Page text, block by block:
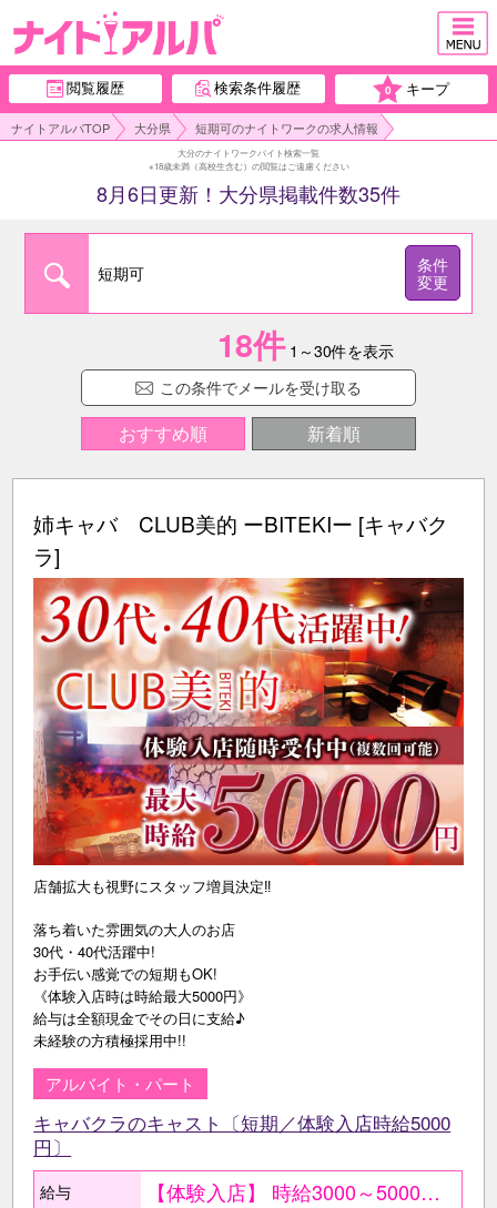
閲覧履歴 検索条件履歴 0 キープ
ナイトアルパTOP 大分県 短期可のナイトワークの求人情報
大分のナイトワークバイト検索一覧
※18歳未満（高校生含む）の閲覧はご遠慮ください
8月6日更新！大分県掲載件数35件
短期可
条件
変更
18件 1～30件を表示
この条件でメールを受け取る
おすすめ順 新着順
姉キャバ CLUB美的 ーBITEKIー [キャバク
ラ]
店舗拡大も視野にスタッフ増員決定‼
落ち着いた雰囲気の大人のお店
30代・40代活躍中!
お手伝い感覚での短期もOK!
《体験入店時は時給最大5000円》
給与は全額現金でその日に支給♪
未経験の方積極採用中!!
アルバイト・パート
キャバクラのキャスト〔短期／体験入店時給5000
円〕
給与 【体験入店】 時給3000～5000円 随時受付中〔複数回可能〕 ●条件が合えば面接当日もOK ○面接後、そのまま体験入店もOK ●給与はその日に全額現金支給 ○最大1週間可能 【在籍後】 時給1800円～3500円＋各種手当 ＜月収例＞ ≪会社終わりに働くAさん≫ 時給1800円×3h×月12日 ＝6万4800円＋〔手当〕